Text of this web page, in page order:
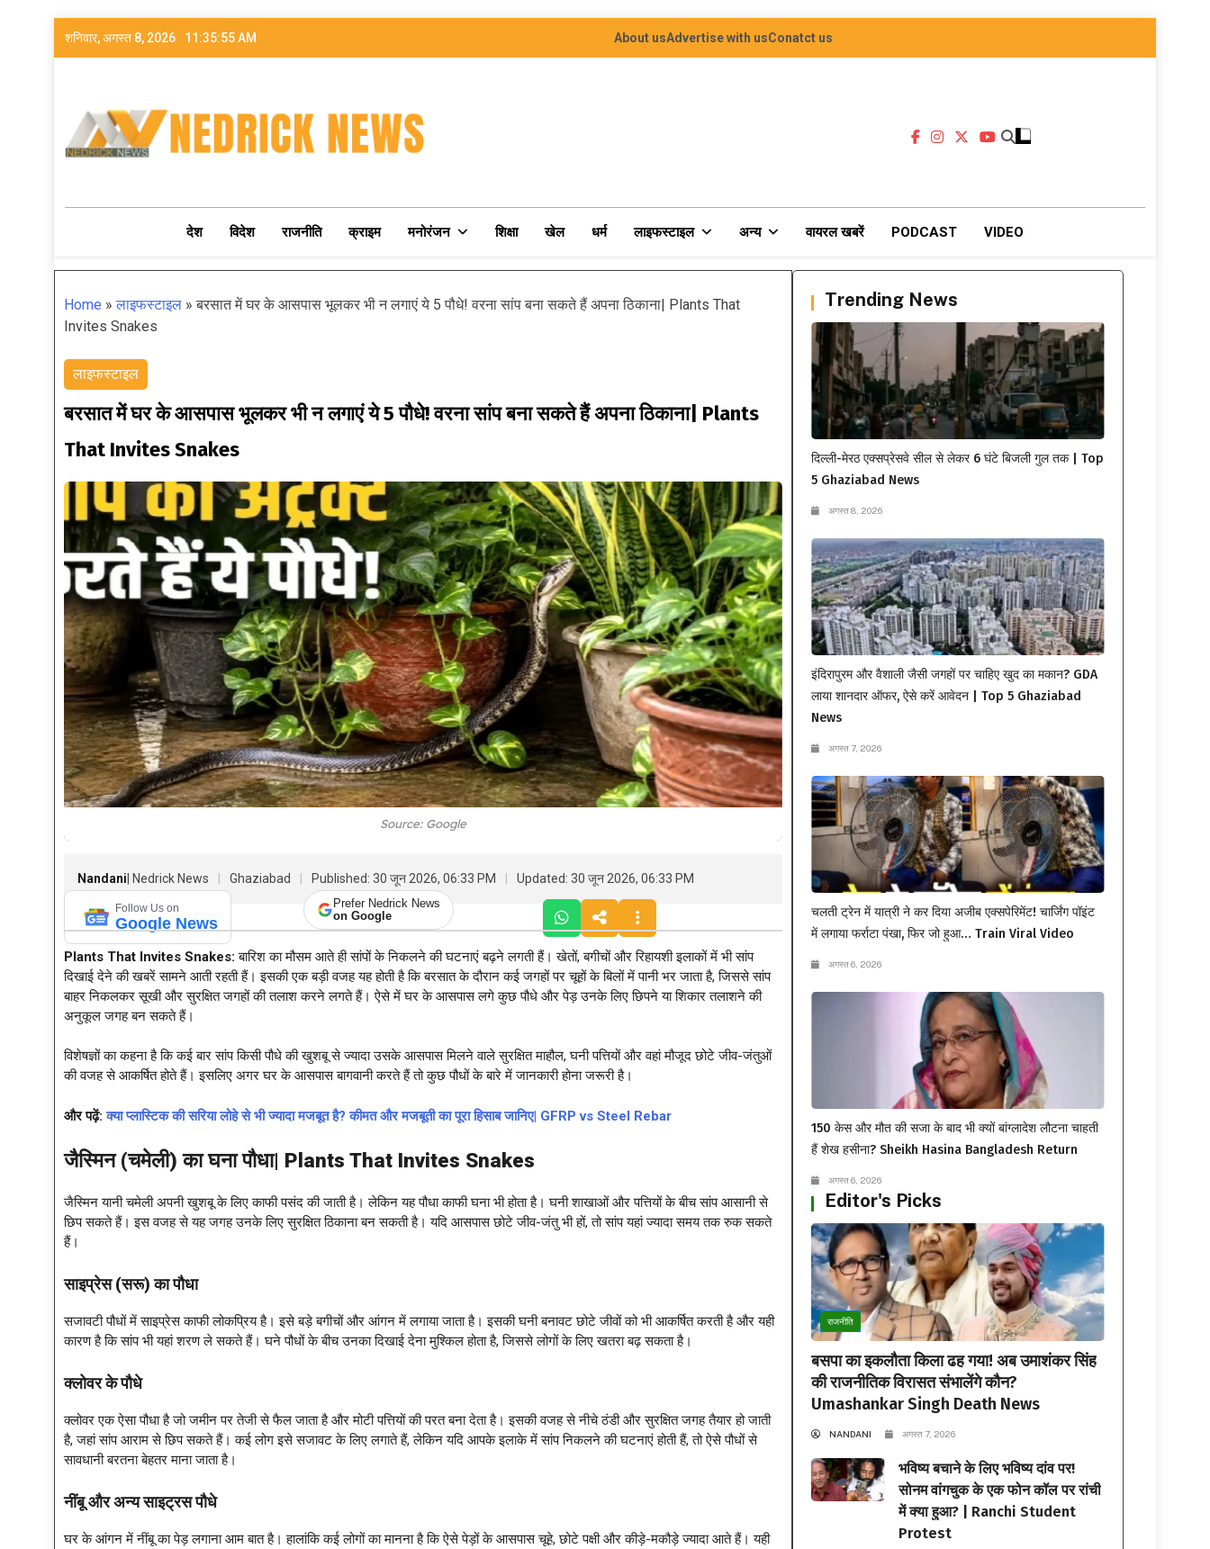
शनिवार, अगस्त 8, 2026 11:35:57 AM About usAdvertise with usConatct us
NEDRICK NEWS
देश विदेश राजनीति क्राइम मनोरंजन शिक्षा खेल धर्म लाइफस्टाइल अन्य वायरल खबरें PODCAST VIDEO
Home »लाइफस्टाइल »बरसात में घर के आसपास भूलकर भी न लगाएं ये 5 पौधे! वरना सांप बना सकते हैं अपना ठिकाना| Plants That
Invites Snakes
लाइफस्टाइल
बरसात में घर के आसपास भूलकर भी न लगाएं ये 5 पौधे! वरना सांप बना सकते हैं अपना ठिकाना| Plants
That Invites Snakes
Source: Google
Nandani | Nedrick News Ghaziabad Published: 30 जून 2026, 06:33 PM Updated: 30 जून 2026, 06:33 PM
Follow Us on
Google News
Prefer Nedrick News
on Google
Plants That Invites Snakes: बारिश का मौसम आते ही सांपों के निकलने की घटनाएं बढ़ने लगती हैं। खेतों, बगीचों और रिहायशी इलाकों में भी सांप
दिखाई देने की खबरें सामने आती रहती हैं। इसकी एक बड़ी वजह यह होती है कि बरसात के दौरान कई जगहों पर चूहों के बिलों में पानी भर जाता है, जिससे सांप
बाहर निकलकर सूखी और सुरक्षित जगहों की तलाश करने लगते हैं। ऐसे में घर के आसपास लगे कुछ पौधे और पेड़ उनके लिए छिपने या शिकार तलाशने की
अनुकूल जगह बन सकते हैं।
विशेषज्ञों का कहना है कि कई बार सांप किसी पौधे की खुशबू से ज्यादा उसके आसपास मिलने वाले सुरक्षित माहौल, घनी पत्तियों और वहां मौजूद छोटे जीव-जंतुओं
की वजह से आकर्षित होते हैं। इसलिए अगर घर के आसपास बागवानी करते हैं तो कुछ पौधों के बारे में जानकारी होना जरूरी है।
और पढ़ें:क्या प्लास्टिक की सरिया लोहे से भी ज्यादा मजबूत है? कीमत और मजबूती का पूरा हिसाब जानिए| GFRP vs Steel Rebar
जैस्मिन (चमेली) का घना पौधा| Plants That Invites Snakes
जैस्मिन यानी चमेली अपनी खुशबू के लिए काफी पसंद की जाती है। लेकिन यह पौधा काफी घना भी होता है। घनी शाखाओं और पत्तियों के बीच सांप आसानी से
छिप सकते हैं। इस वजह से यह जगह उनके लिए सुरक्षित ठिकाना बन सकती है। यदि आसपास छोटे जीव-जंतु भी हों, तो सांप यहां ज्यादा समय तक रुक सकते
हैं।
साइप्रेस (सरू) का पौधा
सजावटी पौधों में साइप्रेस काफी लोकप्रिय है। इसे बड़े बगीचों और आंगन में लगाया जाता है। इसकी घनी बनावट छोटे जीवों को भी आकर्षित करती है और यही
कारण है कि सांप भी यहां शरण ले सकते हैं। घने पौधों के बीच उनका दिखाई देना मुश्किल होता है, जिससे लोगों के लिए खतरा बढ़ सकता है।
क्लोवर के पौधे
क्लोवर एक ऐसा पौधा है जो जमीन पर तेजी से फैल जाता है और मोटी पत्तियों की परत बना देता है। इसकी वजह से नीचे ठंडी और सुरक्षित जगह तैयार हो जाती
है, जहां सांप आराम से छिप सकते हैं। कई लोग इसे सजावट के लिए लगाते हैं, लेकिन यदि आपके इलाके में सांप निकलने की घटनाएं होती हैं, तो ऐसे पौधों से
सावधानी बरतना बेहतर माना जाता है।
नींबू और अन्य साइट्रस पौधे
घर के आंगन में नींबू का पेड़ लगाना आम बात है। हालांकि कई लोगों का मानना है कि ऐसे पेड़ों के आसपास चूहे, छोटे पक्षी और कीड़े-मकौड़े ज्यादा आते हैं। यही
Trending News
दिल्ली-मेरठ एक्सप्रेसवे सील से लेकर 6 घंटे बिजली गुल तक | Top
5 Ghaziabad News
अगस्त 8, 2026
इंदिरापुरम और वैशाली जैसी जगहों पर चाहिए खुद का मकान? GDA
लाया शानदार ऑफर, ऐसे करें आवेदन | Top 5 Ghaziabad
News
अगस्त 7, 2026
चलती ट्रेन में यात्री ने कर दिया अजीब एक्सपेरिमेंट! चार्जिंग पॉइंट
में लगाया फर्राटा पंखा, फिर जो हुआ… Train Viral Video
अगस्त 6, 2026
150 केस और मौत की सजा के बाद भी क्यों बांग्लादेश लौटना चाहती
हैं शेख हसीना? Sheikh Hasina Bangladesh Return
अगस्त 6, 2026
Editor's Picks
राजनीति
बसपा का इकलौता किला ढह गया! अब उमाशंकर सिंह
की राजनीतिक विरासत संभालेंगे कौन?
Umashankar Singh Death News
NANDANI अगस्त 7, 2026
भविष्य बचाने के लिए भविष्य दांव पर!
सोनम वांगचुक के एक फोन कॉल पर रांची
में क्या हुआ? | Ranchi Student
Protest